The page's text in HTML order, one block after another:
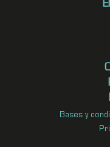
Bases y